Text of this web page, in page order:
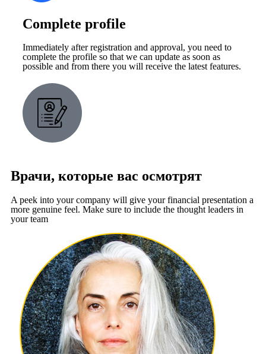
Complete profile
Immediately after registration and approval, you need to
complete the profile so that we can update as soon as
possible and from there you will receive the latest features.
Врачи, которые вас осмотрят
A peek into your company will give your financial presentation a
more genuine feel. Make sure to include the thought leaders in
your team